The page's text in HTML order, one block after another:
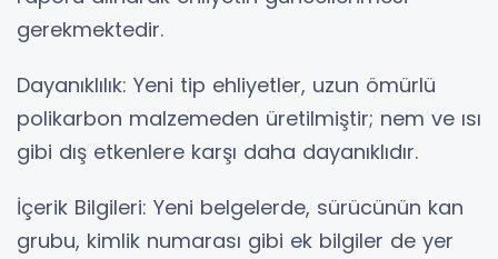
gerekmektedir.
Dayanıklılık: Yeni tip ehliyetler, uzun ömürlü
polikarbon malzemeden üretilmiştir; nem ve ısı
gibi dış etkenlere karşı daha dayanıklıdır.
İçerik Bilgileri: Yeni belgelerde, sürücünün kan
grubu, kimlik numarası gibi ek bilgiler de yer